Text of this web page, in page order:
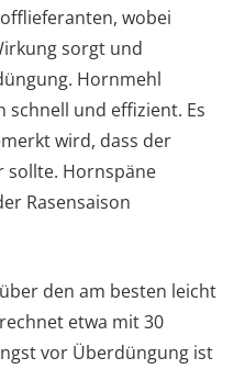
wobei
sorgt und
Hornmehl
schnell und effizient. Es
wird, dass der
sollte. Hornspäne
Rasensaison
den am besten leicht
etwa mit 30
vor Überdüngung ist